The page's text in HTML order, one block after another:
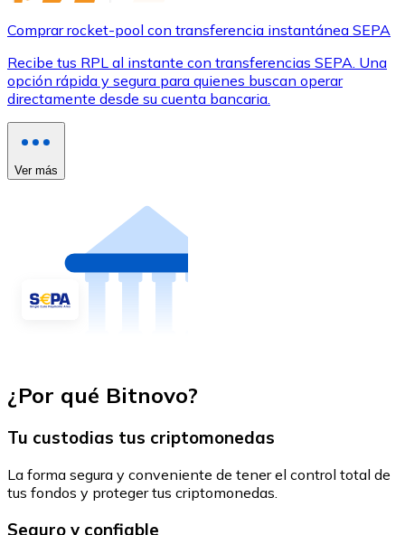
Comprar rocket-pool con transferencia instantánea SEPA
Recibe tus RPL al instante con transferencias SEPA. Una
opción rápida y segura para quienes buscan operar
directamente desde su cuenta bancaria.
Ver más
¿Por qué Bitnovo?
Tu custodias tus criptomonedas
La forma segura y conveniente de tener el control total de
tus fondos y proteger tus criptomonedas.
Seguro y confiable